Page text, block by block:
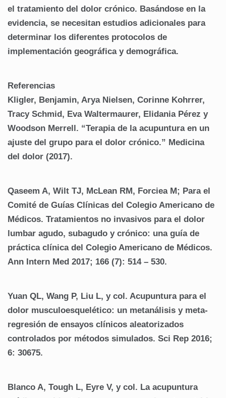
el tratamiento del dolor crónico. Basándose en la
evidencia, se necesitan estudios adicionales para
determinar los diferentes protocolos de
implementación geográfica y demográfica.
Referencias
Kligler, Benjamin, Arya Nielsen, Corinne Kohrrer,
Tracy Schmid, Eva Waltermaurer, Elidania Pérez y
Woodson Merrell. “Terapia de la acupuntura en un
ajuste del grupo para el dolor crónico.” Medicina
del dolor (2017).
Qaseem A, Wilt TJ, McLean RM, Forciea M; Para el
Comité de Guías Clínicas del Colegio Americano de
Médicos. Tratamientos no invasivos para el dolor
lumbar agudo, subagudo y crónico: una guía de
práctica clínica del Colegio Americano de Médicos.
Ann Intern Med 2017; 166 (7): 514 – 530.
Yuan QL, Wang P, Liu L, y col. Acupuntura para el
dolor musculoesquelético: un metanálisis y meta-
regresión de ensayos clínicos aleatorizados
controlados por métodos simulados. Sci Rep 2016;
6: 30675.
Blanco A, Tough L, Eyre V, y col. La acupuntura